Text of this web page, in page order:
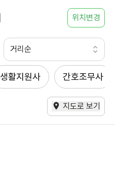
위치변경
거리순
생활지원사 간호조무사
지도로 보기